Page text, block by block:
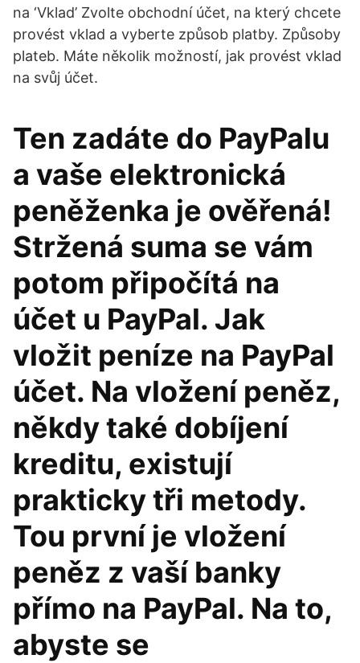
na ‘Vklad’ Zvolte obchodní účet, na který chcete
provést vklad a vyberte způsob platby. Způsoby
plateb. Máte několik možností, jak provést vklad
na svůj účet.
Ten zadáte do PayPalu
a vaše elektronická
peněženka je ověřená!
Stržená suma se vám
potom připočítá na
účet u PayPal. Jak
vložit peníze na PayPal
účet. Na vložení peněz,
někdy také dobíjení
kreditu, existují
prakticky tři metody.
Tou první je vložení
peněz z vaší banky
přímo na PayPal. Na to,
abyste se